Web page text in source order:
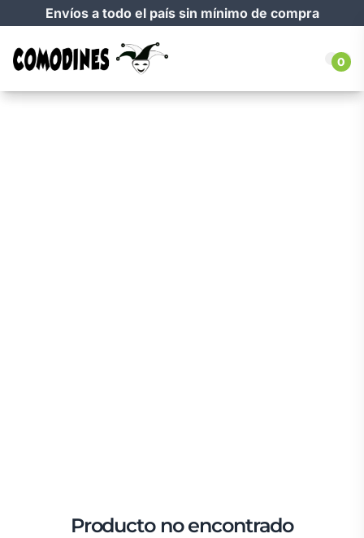
Envíos a todo el país sin mínimo de compra
0
Producto no encontrado